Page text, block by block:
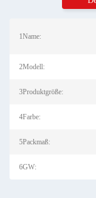
1Name:
2Modell:
3Produktgröße:
4Farbe:
5Packmaß:
6GW: